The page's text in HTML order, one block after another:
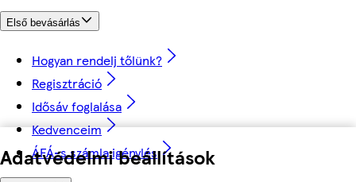
Adatvédelmi beállítások
Első bevásárlás
Hogyan rendelj tőlünk?
Regisztráció
Idősáv foglalása
Kedvenceim
ÁFÁ-s számla igénylés